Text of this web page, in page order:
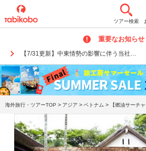
ツアー検索
重要なお知らせ
【7/31更新】中東情勢の影響に伴う当社…
海外旅行・ツアーTOP > アジア > ベトナム > 【燃油サーチ